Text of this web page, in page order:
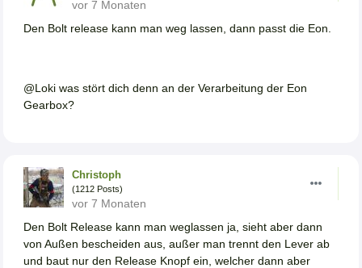
vor 7 Monaten
Den Bolt release kann man weg lassen, dann passt die Eon.
@Loki was stört dich denn an der Verarbeitung der Eon
Gearbox?
Christoph
(1212 Posts)
vor 7 Monaten
Den Bolt Release kann man weglassen ja, sieht aber dann
von Außen bescheiden aus, außer man trennt den Lever ab
und baut nur den Release Knopf ein, welcher dann aber